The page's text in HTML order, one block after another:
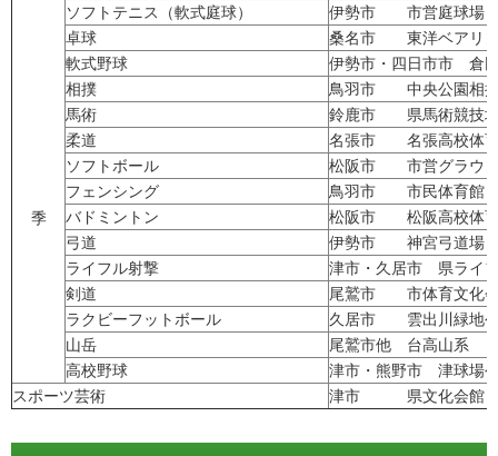
季
ソフトテニス（軟式庭球）
伊勢市 市営庭球場
卓球
桑名市 東洋ベアリン
軟式野球
伊勢市・四日市市 倉
相撲
鳥羽市 中央公園相
馬術
鈴鹿市 県馬術競技
柔道
名張市 名張高校体
ソフトボール
松阪市 市営グラウ
フェンシング
鳥羽市 市民体育館
バドミントン
松阪市 松阪高校体
弓道
伊勢市 神宮弓道場
ライフル射撃
津市・久居市 県ライ
剣道
尾鷲市 市体育文化
ラクビーフットボール
久居市 雲出川緑地公
山岳
尾鷲市他 台高山系
高校野球
津市・熊野市 津球場
スポーツ芸術
津市 県文化会館